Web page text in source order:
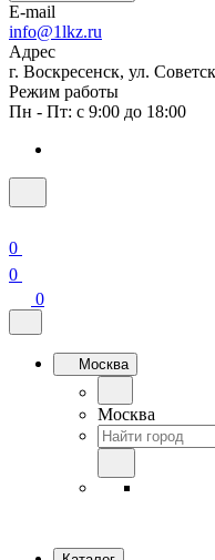
E-mail
info@1lkz.ru
Адрес
г. Воскресенск, ул.
Режим работы
Пн - Пт: с 9:00 до 18:00
0
0
0
Москва
Москва